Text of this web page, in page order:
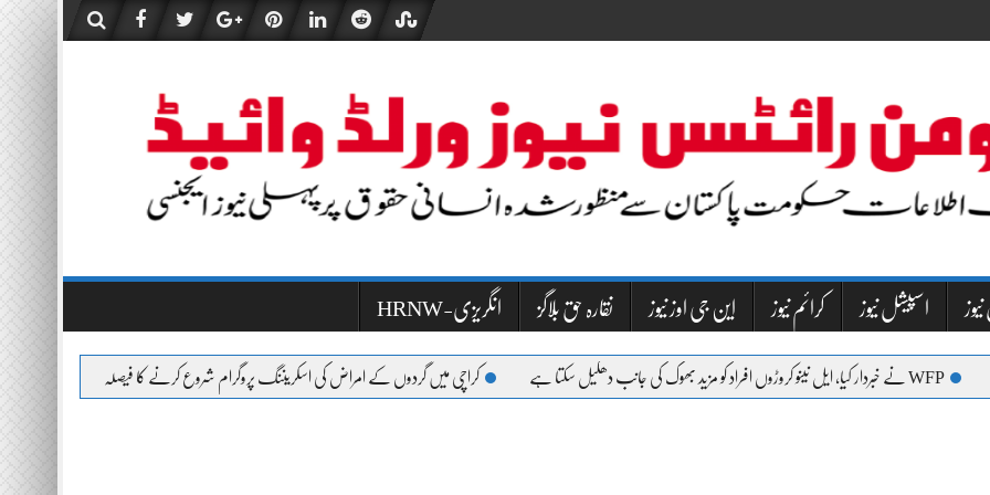
اسپیشل نیوز کرائم نیوز این جی اوز نیوز نقارہ حق بلاگز HRNW-انگریزی
WFP نے خبردار کیا، ایل نینو کروڑوں افراد کو مزید بھوک کی جانب دھکیل سکتا ہے کراچی میں گردوں کے امراض کی اسکریننگ پروگرام شروع کرنے کا فیصلہ